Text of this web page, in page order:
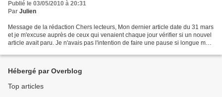
Publié le 03/05/2010 à 20:31
Par Julien
Message de la rédaction Chers lecteurs, Mon dernier article date du 31 mars
et je m'excuse auprès de ceux qui venaient chaque jour vérifier si un nouvel
article avait paru. Je n'avais pas l'intention de faire une pause si longue mais
Hébergé par Overblog
Top articles